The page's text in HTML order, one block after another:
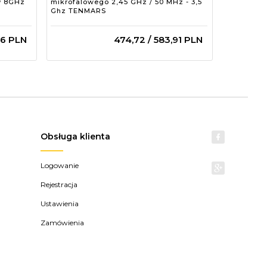
PLN
mikrofalowego 2,45 GHz / 50 MHz - 3,5
Ghz TENMARS
474,72 / 583,91 PLN
Obsługa klienta
Logowanie
Rejestracja
Ustawienia
Zamówienia